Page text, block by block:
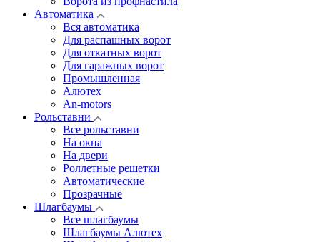
Автоматика
Вся автоматика
Для распашных ворот
Для откатных ворот
Для гаражных ворот
Промышленная
Алютех
An-motors
Рольставни
Все рольставни
На окна
На двери
Роллетные решетки
Автоматические
Прозрачные
Шлагбаумы
Все шлагбаумы
Шлагбаумы Алютех